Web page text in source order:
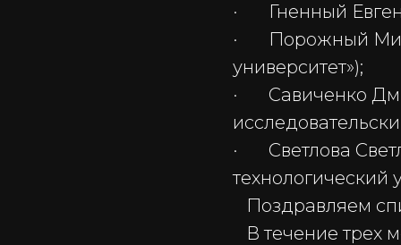
· Гненный
· Порожный
университет»);
· Савиченко
· Светлова
технологический
Поздравляем
В течение трех